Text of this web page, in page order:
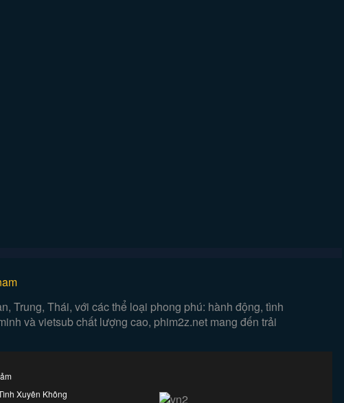
Trung, Thái, với các thể loại phong phú: hành động, tình
và vietsub chất lượng cao, phim2z.net mang đến trải
Xuyên Không